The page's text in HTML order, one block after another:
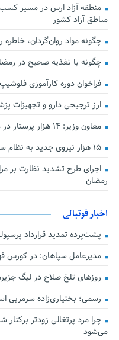
منطقه آزاد ارس در مسیر
مناطق آزاد کشور
چگونه مواد روان‌گردان،
چگونه با تغذیه صحیح در
فراخوان دوره کارآموزی
ارز ترجیحی دارو و تجهیزات پزشکی در
معاون وزیر: ۱۴ هزار پرستار در مراکز درمانی کشور فعالیت می‌کنند
۱۵ هزار نیروی جدید به نظام سلامت کشور افزوده شد
اجرای طرح تشدید نظارت بر
رمضان
اخبار فوتبالی
پشت‌پرده تمدید قرارداد
مدیرعامل سپاهان: در کورس
روزهای تلخ صلاح در لیگ
رسمی؛ بختیاری‌زاده سرمربی
چرا مرد پرتغالی زودتر
می‌شود